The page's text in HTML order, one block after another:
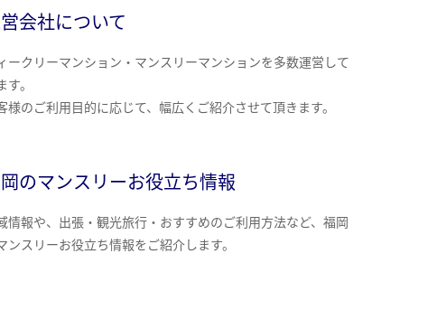
会社について
ークリーマンション・マンスリーマンションを多数運営して
す。
様のご利用目的に応じて、幅広くご紹介させて頂きます。
のマンスリーお役立ち情報
情報や、出張・観光旅行・おすすめのご利用方法など、福岡
ンスリーお役立ち情報をご紹介します。